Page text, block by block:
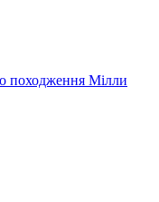
походження Мілли